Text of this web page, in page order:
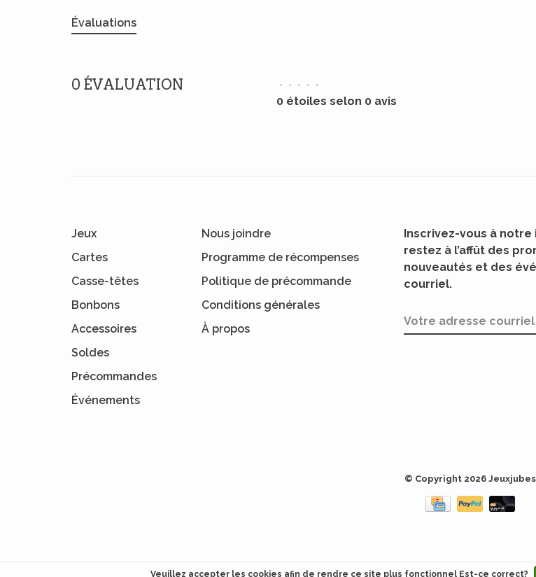
Évaluations
0 ÉVALUATION • • • • •
0 étoiles selon 0 avis
Jeux
Cartes
Casse-têtes
Bonbons
Accessoires
Soldes
Précommandes
Événements
Nous joindre
Programme de récompenses
Politique de précommande
Conditions générales
À propos
Inscrivez-vous à
restez à l’affût des
nouveautés et des
courriel.
© Copyright 2026 Jeuxjubes
Veuillez accepter les cookies afin de rendre ce site plus fonctionnel Est-ce correct?